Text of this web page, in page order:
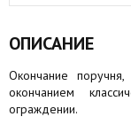
ОПИСАНИЕ
Окончание поручня,
окончанием
ограждении.